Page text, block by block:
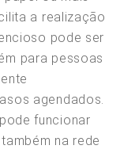
a realização
pode ser
para pessoas
agendados.
funcionar
na rede